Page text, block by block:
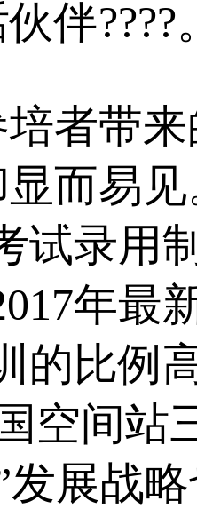
伴????。
者带来
而易见
试录用
年最
的比例
空间站
展战